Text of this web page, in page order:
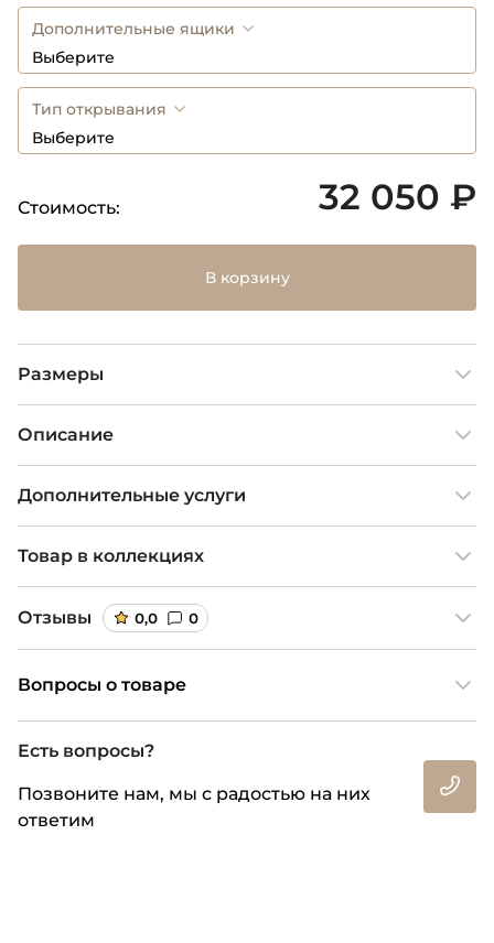
Дополнительные ящики
Выберите
Тип открывания
Выберите
Стоимость: 32 050 ₽
В корзину
Размеры
Описание
Дополнительные услуги
Товар в коллекциях
Отзывы 0,0 0
Вопросы о товаре
Есть вопросы?
Позвоните нам, мы с радостью на них
ответим